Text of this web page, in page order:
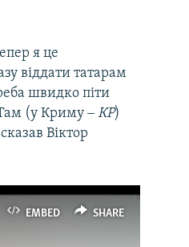
я це
віддати татарам
швидко піти
Там (у Криму ‒КР)
Віктор
EMBED SHARE